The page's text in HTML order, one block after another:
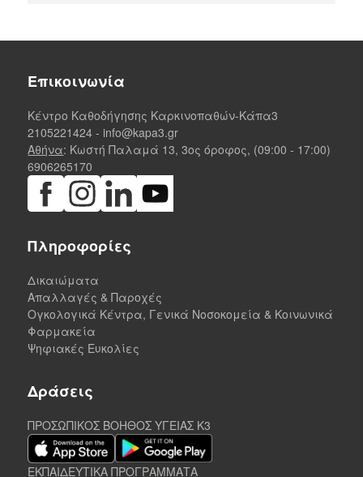
Επικοινωνία
Κέντρο Καθοδήγησης Καρκινοπαθών-Κάπα3
2105221424 - info@kapa3.gr
Αθήνα: Κωστή Παλαμά 13, 3ος όροφος, (09:00 - 17:00)
6906265170
Πληροφορίες
Δικαιώματα
Απαλλαγές & Παροχές
Ογκολογικά Κέντρα, Γενικά Νοσοκομεία & Κοινωνικά
Φαρμακεία
Ψηφιακές Ευκολίες
Δράσεις
ΠΡΟΣΩΠΙΚΟΣ ΒΟΗΘΟΣ ΥΓΕΙΑΣ K3
ΕΚΠΑΙΔΕΥΤΙΚΑ ΠΡΟΓΡΑΜΜΑΤΑ